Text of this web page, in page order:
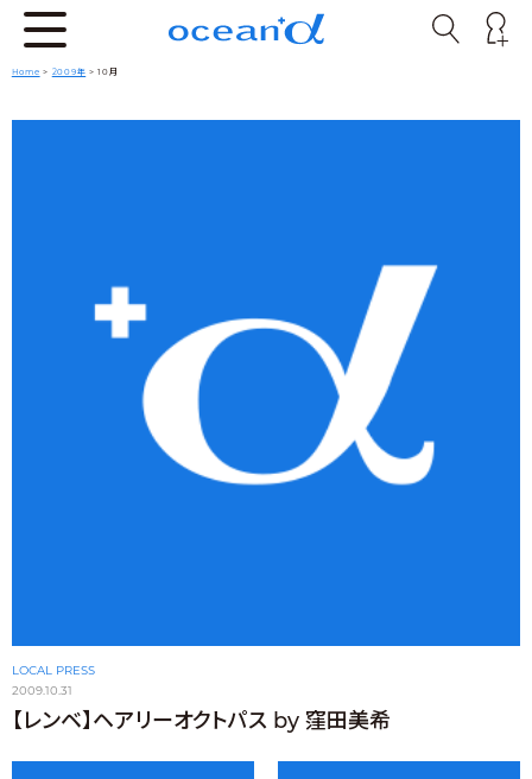
Home > 2009年 > 10月
LOCAL PRESS
2009.10.31
【レンベ】ヘアリーオクトパス by 窪田美希